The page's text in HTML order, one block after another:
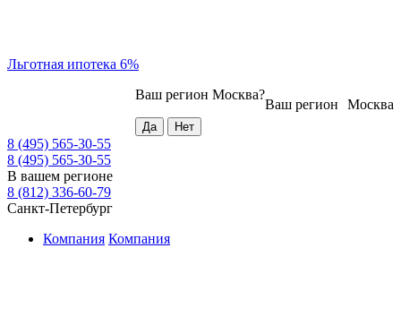
Льготная ипотека 6%
Москва
Ваш регион
Ваш регион Москва?
8 (495) 565-30-55
8 (495) 565-30-55
В вашем регионе
8 (812) 336-60-79
Санкт-Петербург
Компания Компания